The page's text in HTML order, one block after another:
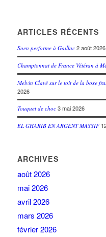
ARTICLES RÉCENTS
Soen performe à Gaillac 2 août 2026
Championnat de France Vétéran à
Melvin Clavé sur le toit de la boxe
2026
Touquet de choc 3 mai 2026
EL GHARIB EN ARGENT MASSIF
ARCHIVES
août 2026
mai 2026
avril 2026
mars 2026
février 2026